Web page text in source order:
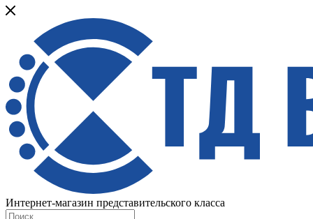
Интернет-магазин представительского класса